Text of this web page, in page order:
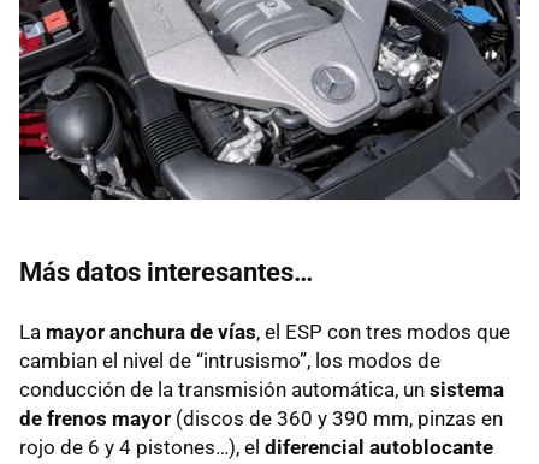
Más datos interesantes…
La mayor anchura de vías, el ESP con tres modos que
cambian el nivel de “intrusismo”, los modos de
conducción de la transmisión automática, un sistema
de frenos mayor (discos de 360 y 390 mm, pinzas en
rojo de 6 y 4 pistones…), el diferencial autoblocante